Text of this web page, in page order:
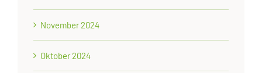
November 2024
Oktober 2024